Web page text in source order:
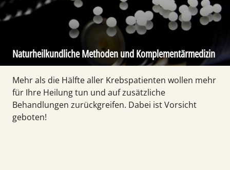
Natur­heilkund­liche Methoden und Komple­mentär­medizin
Mehr als die Hälfte aller Krebs­patienten wollen mehr
für Ihre Heilung tun und auf zusätzliche
Behandlungen zurück­greifen. Dabei ist Vorsicht
geboten!